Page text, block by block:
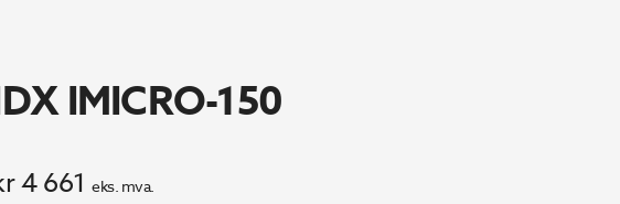
IMICRO-150
4 661 eks. mva.